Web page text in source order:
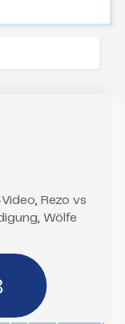
Rezo vs
Wölfe